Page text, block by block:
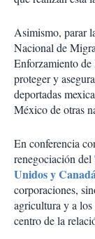
Asimismo, parar
Nacional de
Enforzamiento
proteger y
deportadas
México de otras
En conferencia
renegociación del
Unidos y
corporaciones,
agricultura y a los
centro de la